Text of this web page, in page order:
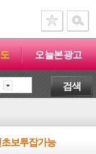
오늘본광고
검색
보투잡가능